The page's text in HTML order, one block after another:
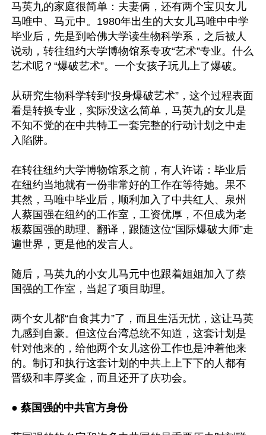
马英九的家庭很简单：夫妻俩，还有两个宝贝女儿
马唯中、马元中。1980年出生的大女儿马唯中中学
毕业后，先是到哈佛大学读生物科学系，之后被人
说动，转往纽约大学博物馆系专攻“艺术”专业。什么
艺术呢？“爆破艺术”。一个女孩子玩儿上了爆破。
从研究生物科学转到“投身爆破艺术”，这个过程表面
看是转换专业，实际没这么简单，马英九的女儿是
不知不觉的在中共特工一套完整的行动计划之中走
入陷阱。
在转往纽约大学博物馆系之前，有人许诺：毕业后
在纽约当地就有一份非常好的工作在等待她。果不
其然，马唯中毕业后，顺利加入了中共红人、泉州
人蔡国强在纽约的工作室，工资优厚，不但成为老
板蔡国强的助理、翻译，跟随这位“国际爆破大师”走
遍世界，更是他的发言人。
随后，马英九的小女儿马元中也跟着姐姐加入了蔡
国强的工作室，当起了项目助理。
两个女儿都“自食其力”了，而且生活无忧，这让马英
九感到自豪。但这位台湾总统不知道，这套计划是
针对他来的，给他两个女儿这份工作也是冲着他来
的。制订和执行这套计划的中共上上下下的人都有
晋级和丰厚奖金，而且还开了庆功会。
● 蔡国强的中共官方身份